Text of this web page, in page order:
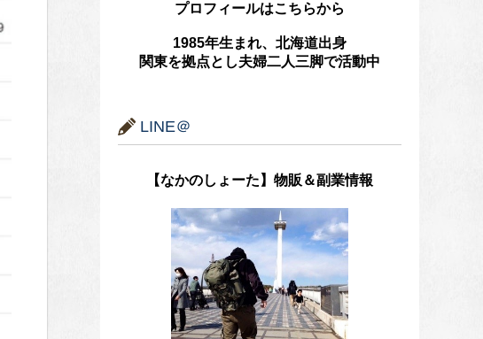
プロフィールはこちらから
1985年生まれ、北海道出身
関東を拠点とし夫婦二人三脚で活動中
LINE＠
【なかのしょーた】物販＆副業情報